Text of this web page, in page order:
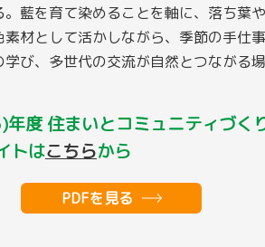
藍を育て染めることを軸に、落ち葉
素材として活かしながら、季節の手仕
び、多世代の交流が自然とつながる
年度 住まいとコミュニティづく
トはこちらから
PDFを見る